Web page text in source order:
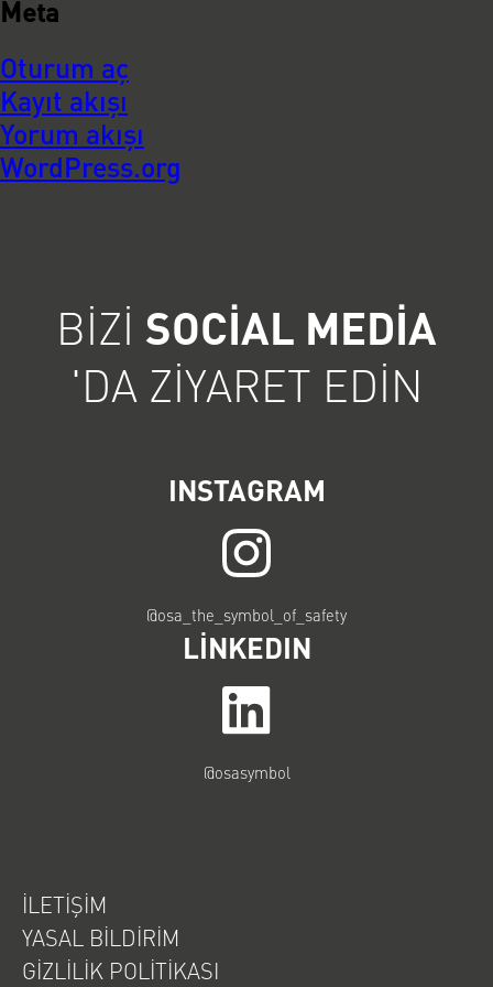
Meta
Oturum aç
Kayıt akışı
Yorum akışı
WordPress.org
BIZI SOCIAL MEDIA
'DA ZIYARET EDIN
INSTAGRAM
@osa_the_symbol_of_safety
LINKEDIN
@osasymbol
İLETIŞIM
YASAL BILDIRIM
GIZLILIK POLITIKASI